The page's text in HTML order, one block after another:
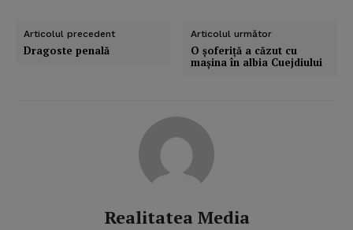
Articolul precedent
Dragoste penală
Articolul următor
O şoferiţă a căzut cu
maşina în albia Cuejdiului
Realitatea Media